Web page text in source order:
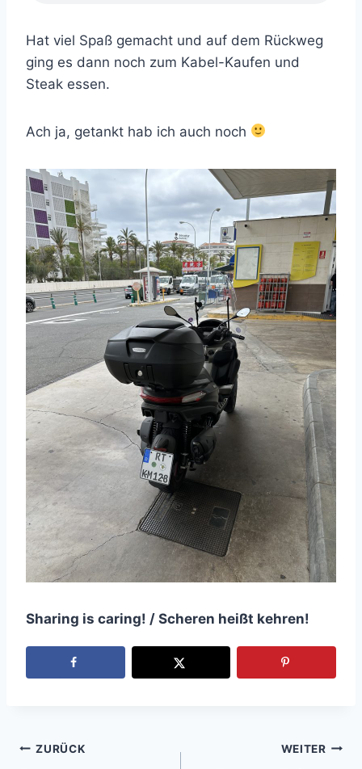
Hat viel Spaß gemacht und auf dem Rückweg
ging es dann noch zum Kabel-Kaufen und
Steak essen.
Ach ja, getankt hab ich auch noch
Sharing is caring! / Scheren heißt kehren!
Beitragsnavigation
ZURÜCK WEITER